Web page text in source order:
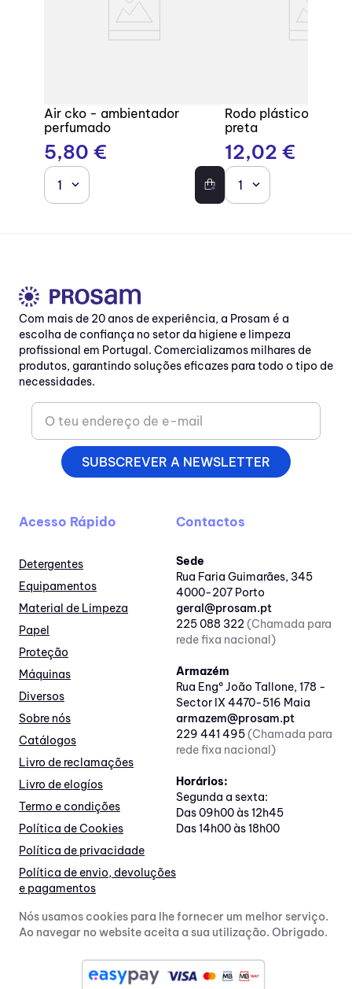
Air cko - ambientador
perfumado
5,80 €
1
Rodo plástico com
preta
12,02 €
1
Com mais de 20 anos de experiência, a Prosam é a
escolha de confiança no setor da higiene e limpeza
profissional em Portugal. Comercializamos milhares de
produtos, garantindo soluções eficazes para todo o tipo de
necessidades.
SUBSCREVER A NEWSLETTER
Acesso Rápido
Detergentes
Equipamentos
Material de Limpeza
Papel
Proteção
Máquinas
Diversos
Sobre nós
Catálogos
Livro de reclamações
Livro de elogíos
Termo e condições
Política de Cookies
Política de privacidade
Política de envio, devoluções
e pagamentos
Contactos
Sede
Rua Faria Guimarães, 345
4000-207 Porto
geral@prosam.pt
225 088 322(Chamada para
rede fixa nacional)
Armazém
Rua Engº João Tallone, 178 -
Sector IX 4470-516 Maia
armazem@prosam.pt
229 441 495(Chamada para
rede fixa nacional)
Horários:
Segunda a sexta:
Das 09h00 às 12h45
Das 14h00 às 18h00
Nós usamos cookies para lhe fornecer um melhor serviço.
Ao navegar no website aceita a sua utilização. Obrigado.